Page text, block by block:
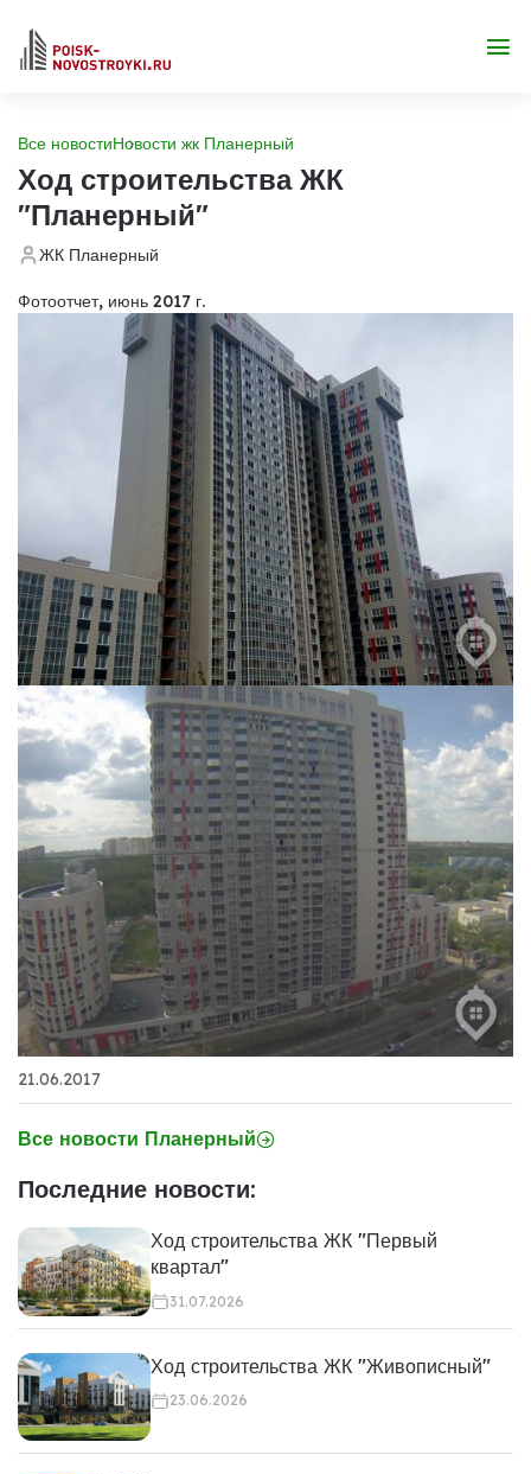
Все новостиНовости жк Планерный
Ход строительства ЖК
"Планерный"
ЖК Планерный
Фотоотчет, июнь 2017 г.
21.06.2017
Все новости Планерный
Последние новости:
Ход строительства ЖК "Первый
квартал"
31.07.2026
Ход строительства ЖК "Живописный"
23.06.2026